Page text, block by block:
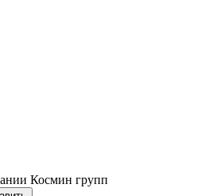
Космин групп